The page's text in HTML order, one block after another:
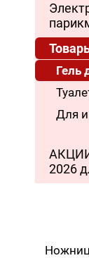
Гель
Для и
2026